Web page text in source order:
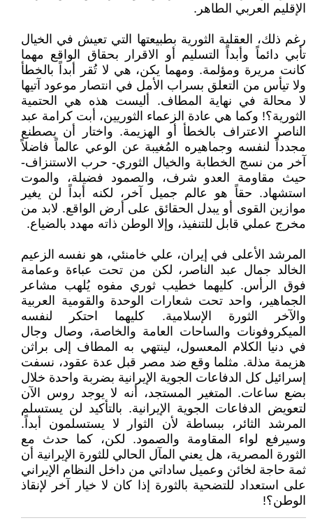
الإقليم العربي الطاهر.
رغم ذلك، العقلية الثورية بطبيعتها التي تعيش في الخيال
تأبي دائماً وأبداً التسليم أو الاقرار بحقاق الواقع مهما
كانت مريرة ومؤلمة. ومهما يكن، هي لا تُقر أبداً بالخطأ
ولا تيأس من التعلق بسراب الأمل في انتصار موعود آتيها
لا محالة في نهاية المطاف. أليست هذه هي الحتمية
الثورية؟! وكما هي عادة الزعماء الثوريين، أبت كرامة عبد
الناصر الاعتراف بالخطأ أو الهزيمة. واختار أن يصطنع
مجدداً لنفسه وجماهيره المُغيبة عن الوعي عالماً فاضلاً
آخر من نسج الخطابة والخيال الثوري- حرب الاستنزاف-
حيث مقاومة العدو شرف، والصمود فضيلة، والموت
استشهاد. حقاً هو عالم جميل آخر، لكنه أبداً لن يغير
موازين القوى أو يبدل الحقائق على أرض الواقع. لابد من
مخرج عملي قابل للتنفيذ، وإلا الوطن ذاته مهدد بالضياع.
المرشد الأعلى في إيران، علي خامنئي، هو نفسه الزعيم
الخالد جمال عبد الناصر، لكن من تحت عباءة وعمامة
فوق الرأس. كليهما خطيب ثوري مفوه يُلهب مشاعر
الجماهير، واحد تحت شعارات الوحدة والقومية العربية
والآخر الثورة الإسلامية. كليهما احتكر لنفسه
الميكروفونات والساحات العامة والخاصة، وصال وجال
في دنيا الكلام المعسول، لينتهي به المطاف إلى براثن
هزيمة مذلة. مثلما وقع ضد مصر قبل عدة عقود، نسفت
إسرائيل كل الدفاعات الجوية الإيرانية بضربة واحدة خلال
بضع ساعات. المتغير المستجد، أنه لا يوجد روس الآن
لتعويض الدفاعات الجوية الإيرانية. بالتأكيد لن يستسلم
المرشد الثائر، ببساطة لأن الثوار لا يستسلمون أبداً.
وسيرفع لواء المقاومة والصمود. لكن، كما حدث مع
الثورة المصرية، هل يعني المآل الحالي للثورة الإيرانية أن
ثمة حاجة لخائن وعميل ساداتي من داخل النظام الإيراني
على استعداد للتضحية بالثورة إذا كان لا خيار آخر لإنقاذ
الوطن؟!